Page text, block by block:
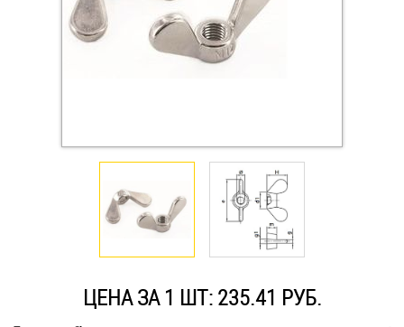
Заклепки (Гайки-Заклепки)
Крюки, кольца с шурупной резьбой
Оснастка и аксессуары для яхт
ПробкиЦЕНА ЗА 1 ШТ: 235.41 РУБ.